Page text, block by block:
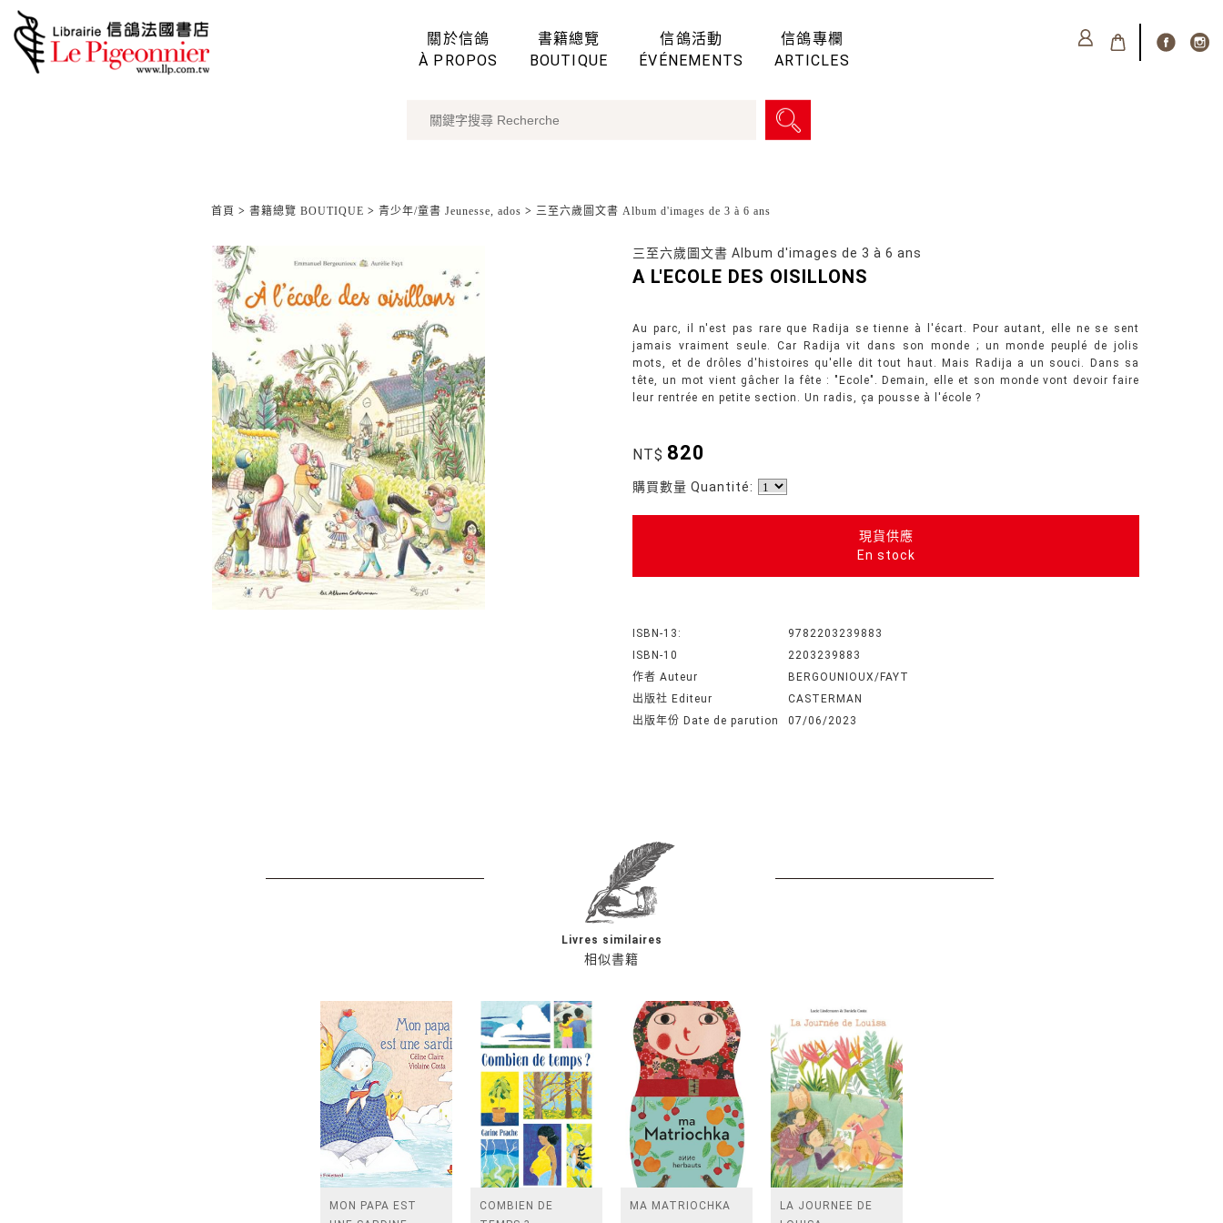
關於信鴿
À PROPOS
書籍總覽
BOUTIQUE
信鴿活動
ÉVÉNEMENTS
信鴿專欄
ARTICLES
首頁 > 書籍總覽 BOUTIQUE > 青少年/童書 Jeunesse, ados > 三至六歲圖文書 Album d'images de 3 à 6 ans
三至六歲圖文書 Album d'images de 3 à 6 ans
A L'ECOLE DES OISILLONS
Au parc, il n'est pas rare que Radija se tienne à l'écart. Pour autant, elle ne se sent
jamais vraiment seule. Car Radija vit dans son monde ; un monde peuplé de jolis
mots, et de drôles d'histoires qu'elle dit tout haut. Mais Radija a un souci. Dans sa
tête, un mot vient gâcher la fête : "Ecole". Demain, elle et son monde vont devoir faire
leur rentrée en petite section. Un radis, ça pousse à l'école ?
NT$ 820
購買數量 Quantité:
現貨供應
En stock
ISBN-13:
9782203239883
ISBN-10
2203239883
作者 Auteur
BERGOUNIOUX/FAYT
出版社 Editeur
CASTERMAN
出版年份 Date de parution
07/06/2023
相似書籍
Livres similaires
MON PAPA EST
COMBIEN DE
MA MATRIOCHKA
LA JOURNEE DE